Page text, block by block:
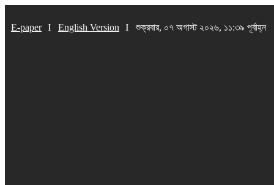
E-paper English Version শুক্রবার, ০৭ অগাস্ট ২০২৬, ১১:৩৯ পূর্বাহ্ন